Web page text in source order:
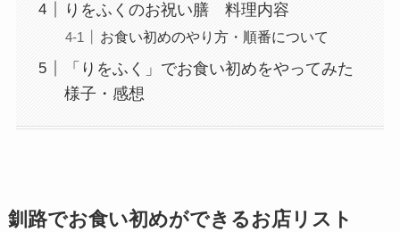
りをふくのお祝い膳 料理内容
お食い初めのやり方・順番について
「りをふく」でお食い初めをやってみた
様子・感想
釧路でお食い初めができるお店リスト